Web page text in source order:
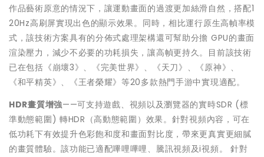
作品藝術原意的情況下，讓運動畫面的過渡更加絲滑自然，搭配1
20Hz高刷屏實現出色的顯示效果。同時，相比運行原生高幀率模
式，該技術方案具有的分佈式處理架構還可幫助分擔 GPU的畫面
渲染壓力，減少不必要的功耗損失，讓高幀更持久。目前該技術
已在包括《崩壞3》、《完美世界》、《天刀》、《原神》、
《和平精英》、《王者榮耀》等20多款熱門手游中實現適配。
HDR畫質增強——可支持遊戲、視頻以及瀏覽器的實時SDR (標
準動態範圍) 轉HDR（高動態範圍）效果。針對視頻內容，可在
低功耗下有效提升色彩飽和度和畫面對比度，帶來更真實更細膩
的畫質體驗。該功能已適配嗶哩嗶哩、騰訊視頻及i視頻。 針對